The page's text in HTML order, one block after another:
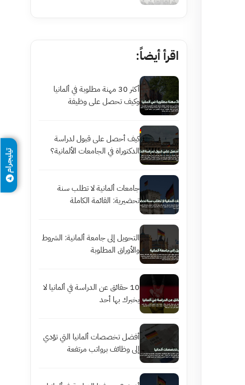
اقرأ أيضاً:
أكثر 30 مهنة مطلوبة في ألمانيا
وكيف تحصل على وظيفة
كيف أحصل على قبول لدراسة
الدكتوراة في الجامعات الألمانية؟
جامعات ألمانية لا تطلب سنة
تحضيرية: القائمة الكاملة
التحويل إلى جامعة ألمانية: الشروط
والأوراق المطلوبة
10 حقائق عن الدراسة في ألمانيا لا
يخبرك بها أحد
أفضل تخصصات ألمانيا التي تؤدي
إلى وظائف برواتب مرتفعة
تيليجرام